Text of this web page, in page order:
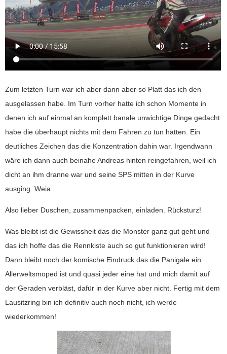
Zum letzten Turn war ich aber dann aber so Platt das ich den
ausgelassen habe. Im Turn vorher hatte ich schon Momente in
denen ich auf einmal an komplett banale unwichtige Dinge gedacht
habe die überhaupt nichts mit dem Fahren zu tun hatten. Ein
deutliches Zeichen das die Konzentration dahin war. Irgendwann
wäre ich dann auch beinahe Andreas hinten reingefahren, weil ich
dicht an ihm dranne war und seine SPS mitten in der Kurve
ausging. Weia.
Also lieber Duschen, zusammenpacken, einladen. Rücksturz!
Was bleibt ist die Gewissheit das die Monster ganz gut geht und
das ich hoffe das die Rennkiste auch so gut funktionieren wird!
Dann bleibt noch der komische Eindruck das die Panigale ein
Allerweltsmoped ist und quasi jeder eine hat und mich damit auf
der Geraden verbläst, dafür in der Kurve aber nicht. Fertig mit dem
Lausitzring bin ich definitiv auch noch nicht, ich werde
wiederkommen!